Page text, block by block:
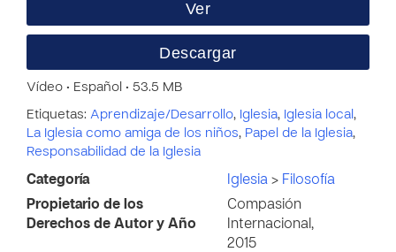
Ver
Descargar
Vídeo • Español • 53.5 MB
Etiquetas: Aprendizaje/Desarrollo, Iglesia, Iglesia local ,
La Iglesia como amiga de los niños, Papel de la Iglesia,
Responsabilidad de la Iglesia
Categoría Iglesia > Filosofía
Propietario de los
Derechos de Autor y Año
Compasión
Internacional,
2015